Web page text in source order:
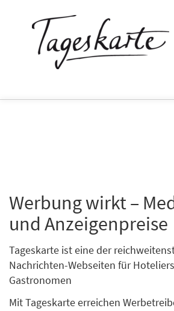
Werbung wirkt –
und Anzeigenpreise
Tageskarte ist eine der
Nachrichten-Webseiten für
Gastronomen
Mit Tageskarte erreichen